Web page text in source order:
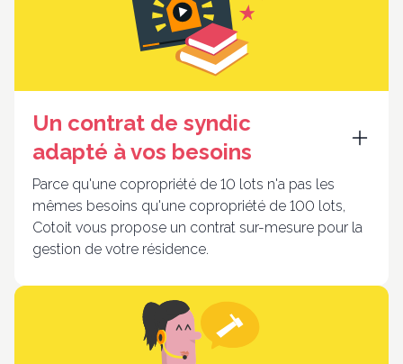
Un contrat de syndic
adapté à vos besoins
Parce qu'une copropriété de 10 lots n'a pas les
mêmes besoins qu'une copropriété de 100 lots,
Cotoit vous propose un contrat sur-mesure pour la
gestion de votre résidence.